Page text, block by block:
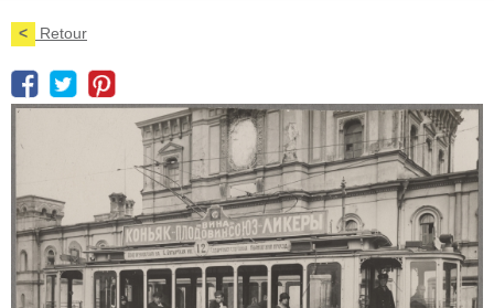
< Retour